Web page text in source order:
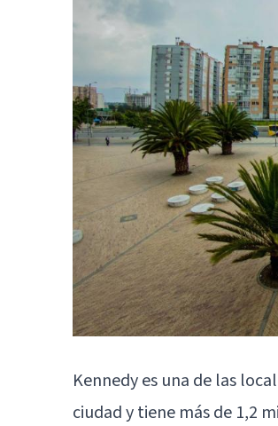
Kennedy es una de las
ciudad y tiene más de 1,2